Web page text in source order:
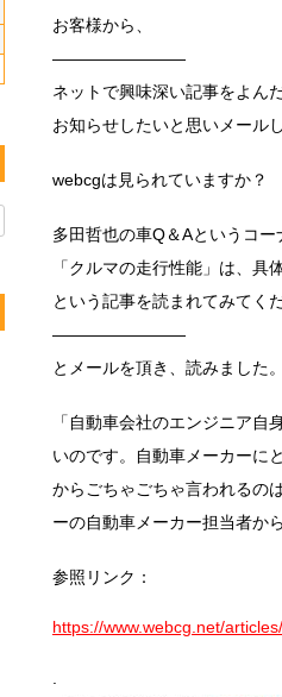
お客様から、
————————
ネットで興味深い記事をよん
お知らせしたいと思いメール
webcgは見られていますか？
多田哲也の車Q＆Aというコー
「クルマの走行性能」は、具
という記事を読まれてみてく
————————
とメールを頂き、読みました
「自動車会社のエンジニア
いのです。自動車メーカーに
からごちゃごちゃ言われるの
ーの自動車メーカー担当者か
参照リンク：
https://www.webcg.net/